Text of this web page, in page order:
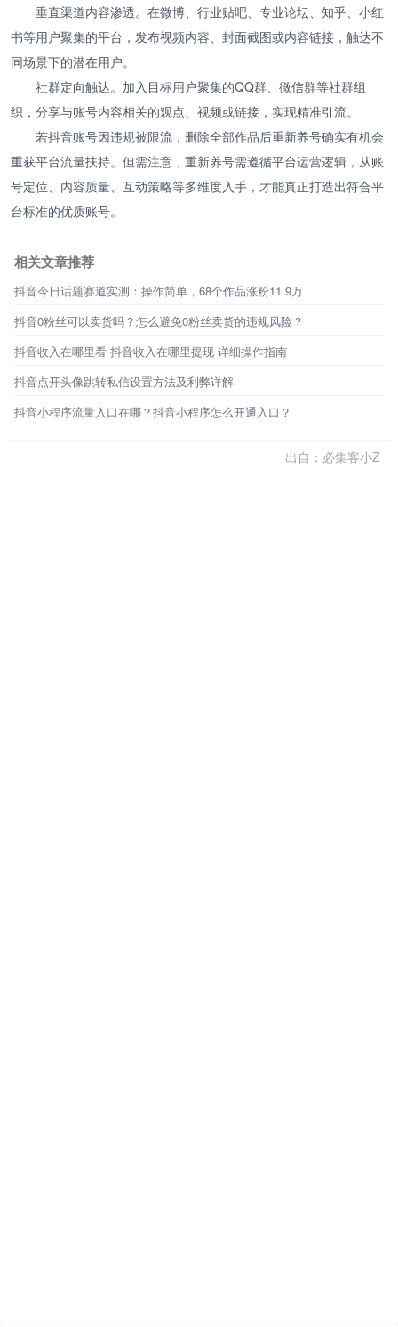
垂直渠道内容渗透。在微博、行业贴吧、专业论坛、知乎、小红
书等用户聚集的平台，发布视频内容、封面截图或内容链接，触达不
同场景下的潜在用户。
社群定向触达。加入目标用户聚集的QQ群、微信群等社群组
织，分享与账号内容相关的观点、视频或链接，实现精准引流。
若抖音账号因违规被限流，删除全部作品后重新养号确实有机会
重获平台流量扶持。但需注意，重新养号需遵循平台运营逻辑，从账
号定位、内容质量、互动策略等多维度入手，才能真正打造出符合平
台标准的优质账号。
相关文章推荐
抖音今日话题赛道实测：操作简单，68个作品涨粉11.9万
抖音0粉丝可以卖货吗？怎么避免0粉丝卖货的违规风险？
抖音收入在哪里看 抖音收入在哪里提现 详细操作指南
抖音点开头像跳转私信设置方法及利弊详解
抖音小程序流量入口在哪？抖音小程序怎么开通入口？
出自：必集客小Z